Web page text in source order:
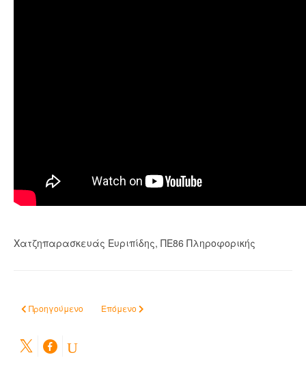
Χατζηπαρασκευάς Ευριπίδης, ΠΕ86 Πληροφορικής
Προηγούμενο άρθρο: Edpuzzle: Ενσωματωση ερωτήσεων σε
Προηγούμενο Επόμενο άρθρο: Σωστή σάρωση εγγράφων-
Επόμενο